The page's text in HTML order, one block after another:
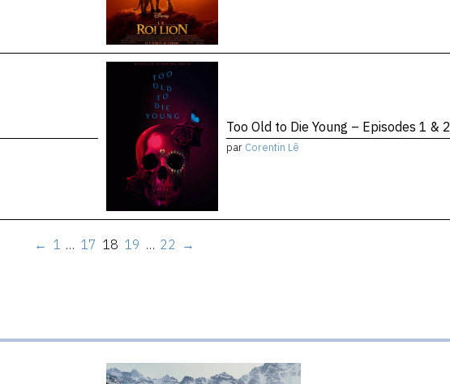
Too Old to Die Young – Episodes 1 & 2
par Corentin Lê
← 1 … 17 18 19 … 22 →